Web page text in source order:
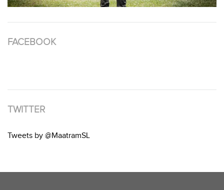
FACEBOOK
TWITTER
Tweets by @MaatramSL